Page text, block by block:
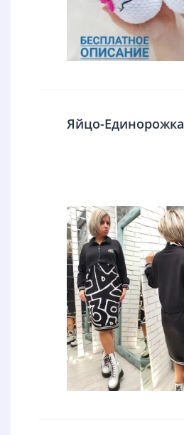
Яйцо-Единорожка